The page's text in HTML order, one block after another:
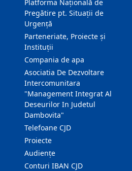
Platforma Națională de
Pregătire pt. Situații de
Urgență
Parteneriate, Proiecte și
Instituții
Compania de apa
Asociatia De Dezvoltare
Intercomunitara
"Management Integrat Al
Deseurilor In Judetul
Dambovita"
Telefoane CJD
Proiecte
Audienţe
Conturi IBAN CJD